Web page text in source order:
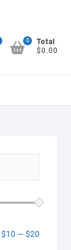
0
Total
$0.00
$10 —$20